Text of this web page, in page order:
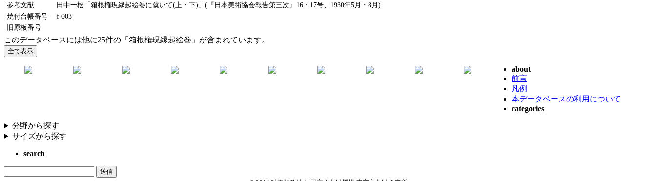
参考文献
田中一松「箱根権現縁起絵巻に就いて(上・下)」(『日本美術協会報告第三次』16・17号、1930年5月・8月)
焼付台帳番号
f-003
旧原板番号
このデータベースには他に25件の「箱根権現縁起絵巻」が含まれています。
about
前言
凡例
本データベースの利用について
categories
分野から探す
サイズから探す
search